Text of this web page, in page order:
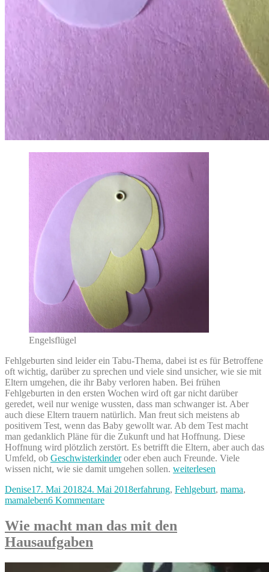
Engelsflügel
Fehlgeburten sind leider ein Tabu-Thema, dabei ist es für Betroffene
oft wichtig, darüber zu sprechen und viele sind unsicher, wie sie mit
Eltern umgehen, die ihr Baby verloren haben. Bei frühen
Fehlgeburten in den ersten Wochen wird oft gar nicht darüber
geredet, weil nur wenige wussten, dass man schwanger ist. Aber
auch diese Eltern trauern natürlich. Man freut sich meistens ab
positivem Test, wenn das Baby gewollt war. Ab dem Test macht
man gedanklich Pläne für die Zukunft und hat Hoffnung. Diese
Hoffnung wird plötzlich zerstört. Es betrifft die Eltern, aber auch das
Umfeld, ob Geschwisterkinderoder eben auch Freunde. Viele
wissen nicht, wie sie damit umgehen sollen. „Wie
nach
weiter?
Umgang
weiterlesen
Autor
DeniseVeröffentlicht
am
17. Mai 201824. Mai 2018Kategorien
erfahrung, Fehlgeburt, mama,
mamaleben6 Kommentarezu
gehts
nach
weiter?
Wie macht man das mit den
Hausaufgaben